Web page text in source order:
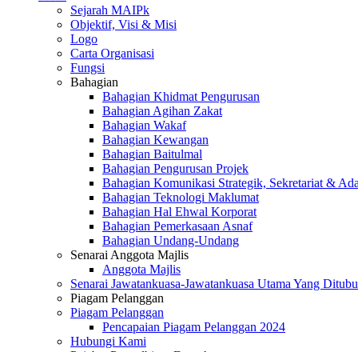
Sejarah MAIPk
Objektif, Visi & Misi
Logo
Carta Organisasi
Fungsi
Bahagian
Bahagian Khidmat Pengurusan
Bahagian Agihan Zakat
Bahagian Wakaf
Bahagian Kewangan
Bahagian Baitulmal
Bahagian Pengurusan Projek
Bahagian Komunikasi Strategik, Sekretariat &
Bahagian Teknologi Maklumat
Bahagian Hal Ehwal Korporat
Bahagian Pemerkasaan Asnaf
Bahagian Undang-Undang
Senarai Anggota Majlis
Anggota Majlis
Senarai Jawatankuasa-Jawatankuasa Utama Yang
Piagam Pelanggan
Piagam Pelanggan
Pencapaian Piagam Pelanggan 2024
Hubungi Kami